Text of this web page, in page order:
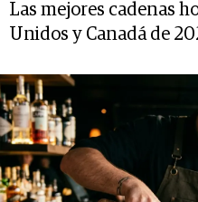
Las mejores cadenas
Unidos y Canadá de